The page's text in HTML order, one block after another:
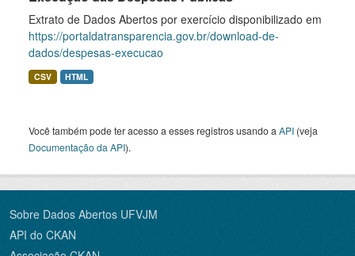
Extrato de Dados Abertos por exercício disponibilizado em
https://portaldatransparencia.gov.br/download-de-
dados/despesas-execucao
CSV HTML
Você também pode ter acesso a esses registros usando a API (veja
Documentação da API).
Sobre Dados Abertos UFVJM
API do CKAN